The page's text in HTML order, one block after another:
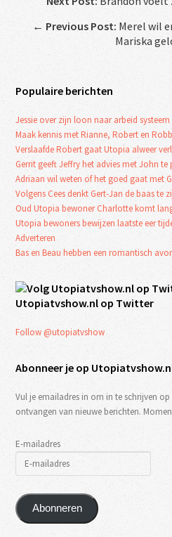
← Previous Post: Merel wil
Mariska
Populaire berichten
Jessie over zijn loon naar arbeid systeem
Maak kennis met Rianne, Robert en
Verslaafde Robert gaat Utopia alweer
Gerrit geeft Jeffry het advies met John te
Adriaan wil weten of het goed gaat met
Volgens Cees denkt Gert-Jan de baas te
Oud Utopia bewoner Charlotte komt
Utopia bewoners bewijzen laatste eer
Adverteren
Bas en Beau hebben een romantisch
Utopiatvshow.nl op Twitter
Follow @utopiatvshow
Abonneer je op
Vul je emailadres in om in te schrijven
ontvangen van nieuwe berichten.
E-mailadres
Abonneren